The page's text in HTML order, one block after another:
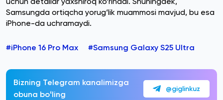
Samsungda ortiqcha yorug‘lik muammosi mavjud, bu esa
iPhone-da uchramaydi.
#iPhone 16 Pro Max #Samsung Galaxy S25 Ultra
Bizning Telegram kanalimizga
obuna boʻling
@giglinkuz